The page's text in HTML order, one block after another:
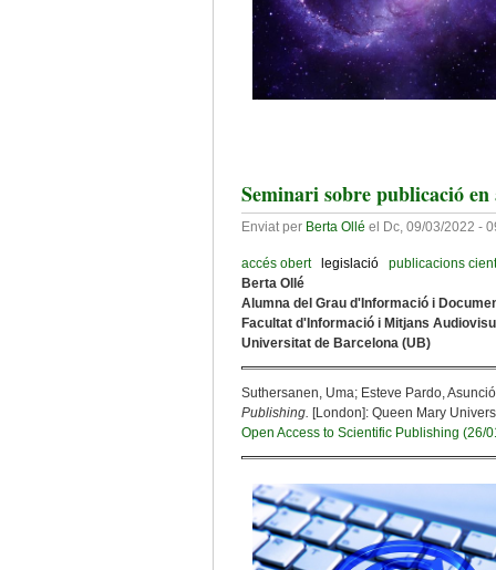
Seminari sobre publicació en
Enviat per Berta Ollé el Dc, 09/03/2022 -
accés obert legislació
publicacions
Berta Ollé
Alumna del Grau d'Informació i
Facultat d'Informació i Mitjans
Universitat de Barcelona (UB)
Suthersanen, Uma; Esteve Pardo,
Publishing. [London]: Queen Mary
Open Access to Scientific Publishing (26/